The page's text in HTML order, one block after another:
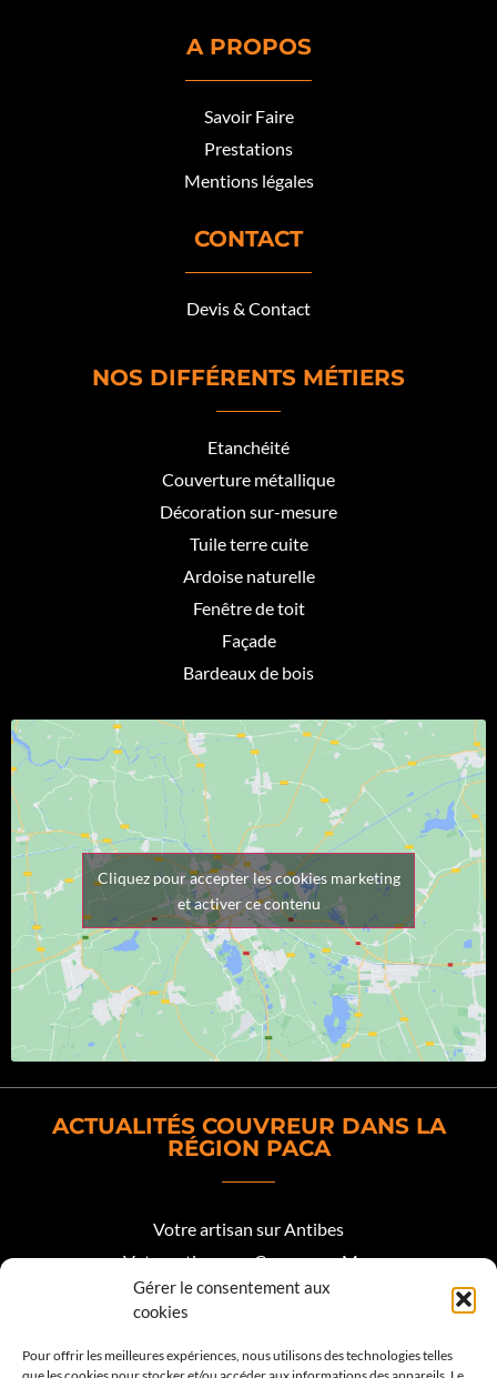
Gérer le consentement aux
cookies
Pour offrir les meilleures expériences, nous utilisons des technologies telles
A PROPOS
Savoir Faire
Prestations
Mentions légales
CONTACT
Devis & Contact
NOS DIFFÉRENTS MÉTIERS
Etanchéité
Couverture métallique
Décoration sur-mesure
Tuile terre cuite
Ardoise naturelle
Fenêtre de toit
Façade
Bardeaux de bois
Cliquez pour accepter les cookies marketing
et activer ce contenu
ACTUALITÉS COUVREUR DANS LA
RÉGION PACA
Votre artisan sur Antibes
Votre artisan sur Cagnes sur Mer
Votre artisan sur Biot